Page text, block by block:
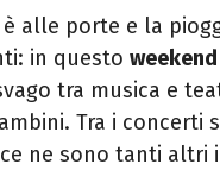
è alle porte e la
in questo weekend
tra musica e
Tra i concerti
ne sono tanti altri